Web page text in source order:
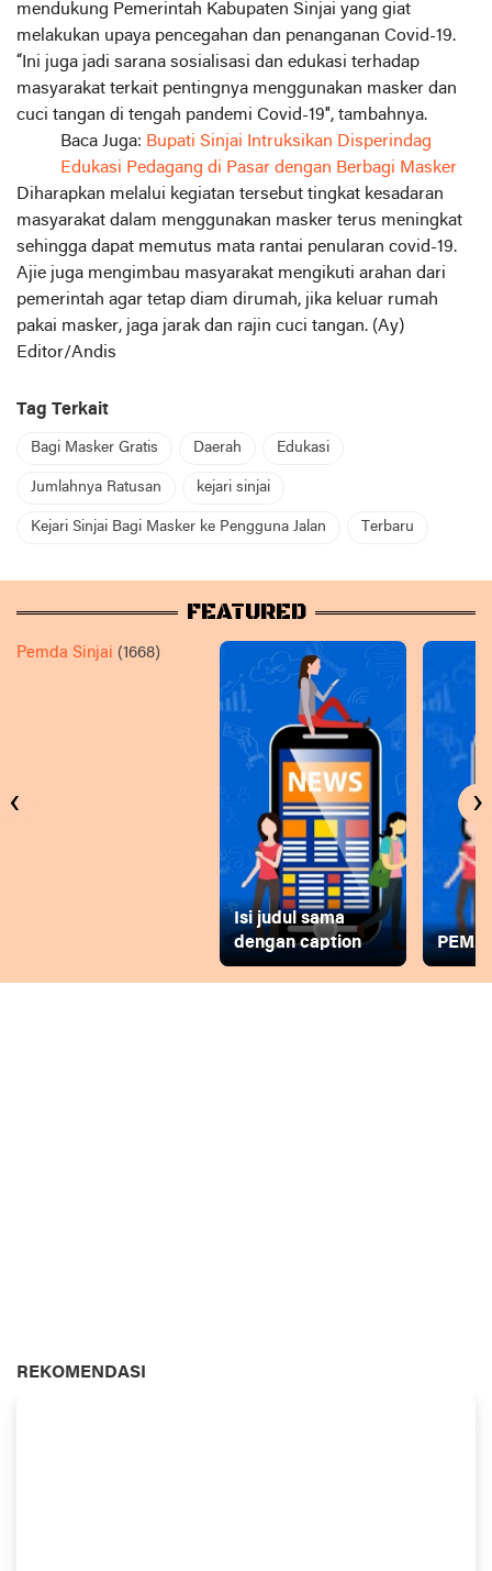
mendukung Pemerintah Kabupaten Sinjai yang giat
melakukan upaya pencegahan dan penanganan Covid-19.
“Ini juga jadi sarana sosialisasi dan edukasi terhadap
masyarakat terkait pentingnya menggunakan masker dan
cuci tangan di tengah pandemi Covid-19″, tambahnya.
Baca Juga: Bupati Sinjai Intruksikan Disperindag
Edukasi Pedagang di Pasar dengan Berbagi Masker
Diharapkan melalui kegiatan tersebut tingkat kesadaran
masyarakat dalam menggunakan masker terus meningkat
sehingga dapat memutus mata rantai penularan covid-19.
Ajie juga mengimbau masyarakat mengikuti arahan dari
pemerintah agar tetap diam dirumah, jika keluar rumah
pakai masker, jaga jarak dan rajin cuci tangan. (Ay)
Editor/Andis
Tag Terkait
Bagi Masker Gratis Daerah Edukasi
Jumlahnya Ratusan kejari sinjai
Kejari Sinjai Bagi Masker ke Pengguna Jalan Terbaru
FEATURED
Pemda Sinjai (1668)
Isi judul sama
dengan caption
‹ ›
REKOMENDASI